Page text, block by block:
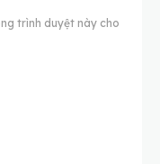
trình duyệt này cho